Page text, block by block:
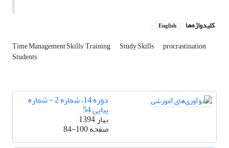
کلیدواژه‌ها English
Time Management Skills’ Training Study Skills procrastination
Students
دوره 14، شماره 2 - شماره
پیاپی 54
بهار 1394
صفحه84-100